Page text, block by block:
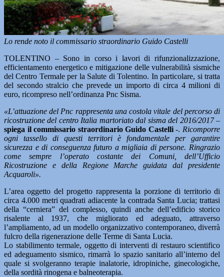
Lo rende noto il commissario straordinario Guido Castelli
TOLENTINO – Sono in corso i lavori di rifunzionalizzazione,
efficientamento energetico e mitigazione delle vulnerabilità sismiche
del Centro Termale per la Salute di Tolentino. In particolare, si tratta
del secondo stralcio che prevede un importo di circa 4 milioni di
euro, ricompreso nell’ordinanza Pnc Sisma.
«L’attuazione del Pnc rappresenta una costola vitale del percorso di
ricostruzione del centro Italia martoriato dal sisma del 2016/2017 –
spiega il commissario straordinario Guido Castelli-. Ricomporre
ogni tassello di questi territori è fondamentale per garantire
sicurezza e di conseguenza futuro a migliaia di persone. Ringrazio
come sempre l’operato costante dei Comuni, dell’Ufficio
Ricostruzione e della Regione Marche guidata dal presidente
Acquaroli».
L’area oggetto del progetto rappresenta la porzione di territorio di
circa 4.000 metri quadrati adiacente la contrada Santa Lucia; trattasi
della “cerniera” del complesso, quindi anche dell’edificio storico
risalente al 1937, che migliorato ed adeguato, attraverso
l’ampliamento, ad un modello organizzativo contemporaneo, diverrà
fulcro della rigenerazione delle Terme di Santa Lucia.
Lo stabilimento termale, oggetto di interventi di restauro scientifico
ed adeguamento sismico, rimarrà lo spazio sanitario all’interno del
quale si svolgeranno terapie inalatorie, idropiniche, ginecologiche,
della sordità rinogena e balneoterapia.